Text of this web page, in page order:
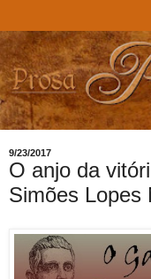
9/23/2017
O anjo da
Simões Lopes